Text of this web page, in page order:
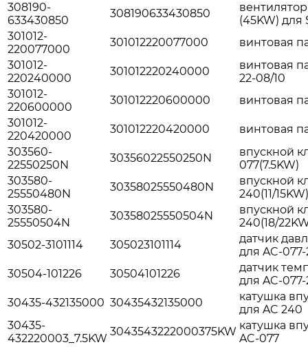
308190-
633430850
308190633430850
(45KW) для
301012-
220077000
301012220077000
винтовая
301012-
220240000
301012220240000
винтовая
22-08/10
301012-
220600000
301012220600000
винтовая
301012-
220420000
301012220420000
винтовая
303560-
22550250N
30356022550250N
впускной
077(7.5KW)
303580-
25550480N
30358025550480N
впускной
240(11/15KW)
303580-
25550504N
30358025550504N
впускной
240(18/
30502-3101114
305023101114
датчик
для AC-
30504-101226
30504101226
датчик
для AC-
30435-432135000 30435432135000
катушка
для AC 240
30435-
432220003_7.5KW
3043543222000375KW катушка
AC-077